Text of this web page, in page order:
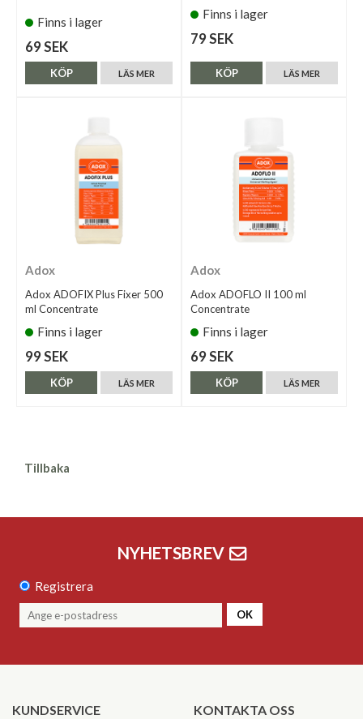
Finns i lager
69 SEK
LÄS MER
KÖP
Finns i lager
79 SEK
LÄS MER
KÖP
Adox
Adox ADOFIX Plus Fixer 500
ml Concentrate
Finns i lager
99 SEK
LÄS MER
KÖP
Adox
Adox ADOFLO II 100 ml
Concentrate
Finns i lager
69 SEK
LÄS MER
KÖP
Tillbaka
NYHETSBREV
Registrera
OK
KUNDSERVICE KONTAKTA OSS